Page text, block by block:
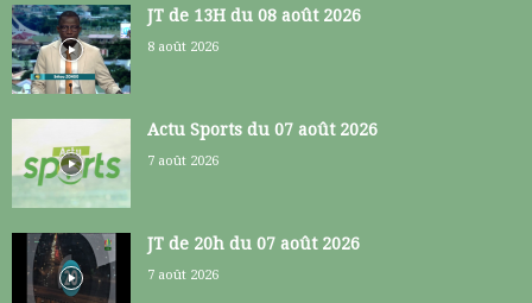
JT de 13H du 08 août 2026
8 août 2026
Actu Sports du 07 août 2026
7 août 2026
JT de 20h du 07 août 2026
7 août 2026